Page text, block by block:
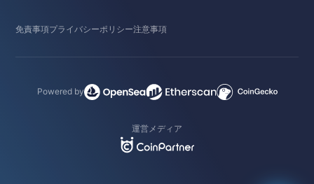
免責事項プライバシーポリシー注意事項
Powered by
運営メディア